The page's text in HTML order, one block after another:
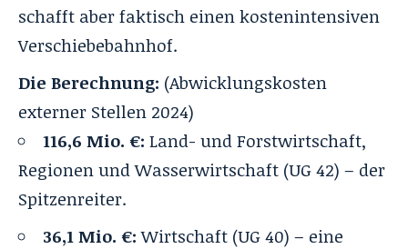
schafft aber faktisch einen kostenintensiven
Verschiebebahnhof.
Die Berechnung: (Abwicklungskosten
externer Stellen 2024)
116,6 Mio. €: Land- und Forstwirtschaft,
Regionen und Wasserwirtschaft (UG 42) – der
Spitzenreiter.
36,1 Mio. €:Wirtschaft (UG 40) – eine